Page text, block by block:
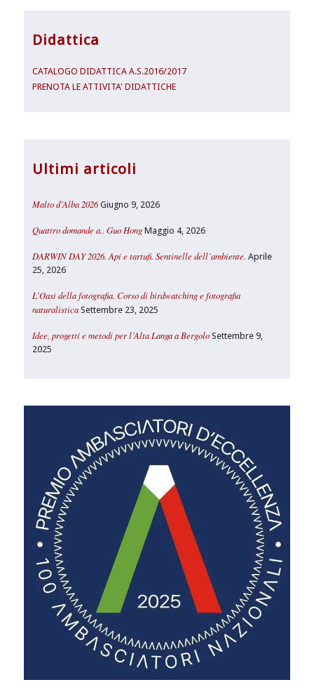
Didattica
CATALOGO DIDATTICA A.S.2016/2017
PRENOTA LE ATTIVITA' DIDATTICHE
Ultimi articoli
Malto d’Alba 2026 Giugno 9, 2026
Quattro domande a.. Guo Hong Maggio 4, 2026
DARWIN DAY 2026. Api e tartufi. Sentinelle dell’ambiente. Aprile
25, 2026
L’Oasi della fotografia. Corso di birdwatching e fotografia
naturalistica Settembre 23, 2025
Idee, progetti e metodi per l’Alta Langa a Bergolo Settembre 9,
2025